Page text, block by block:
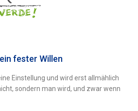
fester Willen
Einstellung und wird erst allmählich
sondern man wird, und zwar wenn